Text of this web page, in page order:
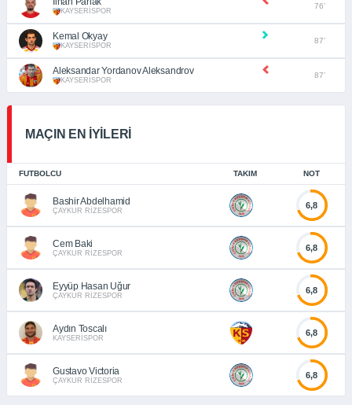
KAYSERİSPOR
76’
Kemal Okyay
KAYSERİSPOR
87’
Aleksandar Yordanov Aleksandrov
KAYSERİSPOR
87’
MAÇIN EN İYİLERİ
FUTBOLCU TAKIM NOT
Bashir Abdelhamid
ÇAYKUR RİZESPOR
6,8
Cem Baki
ÇAYKUR RİZESPOR
6,8
Eyyüp Hasan Uğur
ÇAYKUR RİZESPOR
6,8
Aydın Toscalı
KAYSERİSPOR
6,8
Gustavo Victoria
ÇAYKUR RİZESPOR
6,8